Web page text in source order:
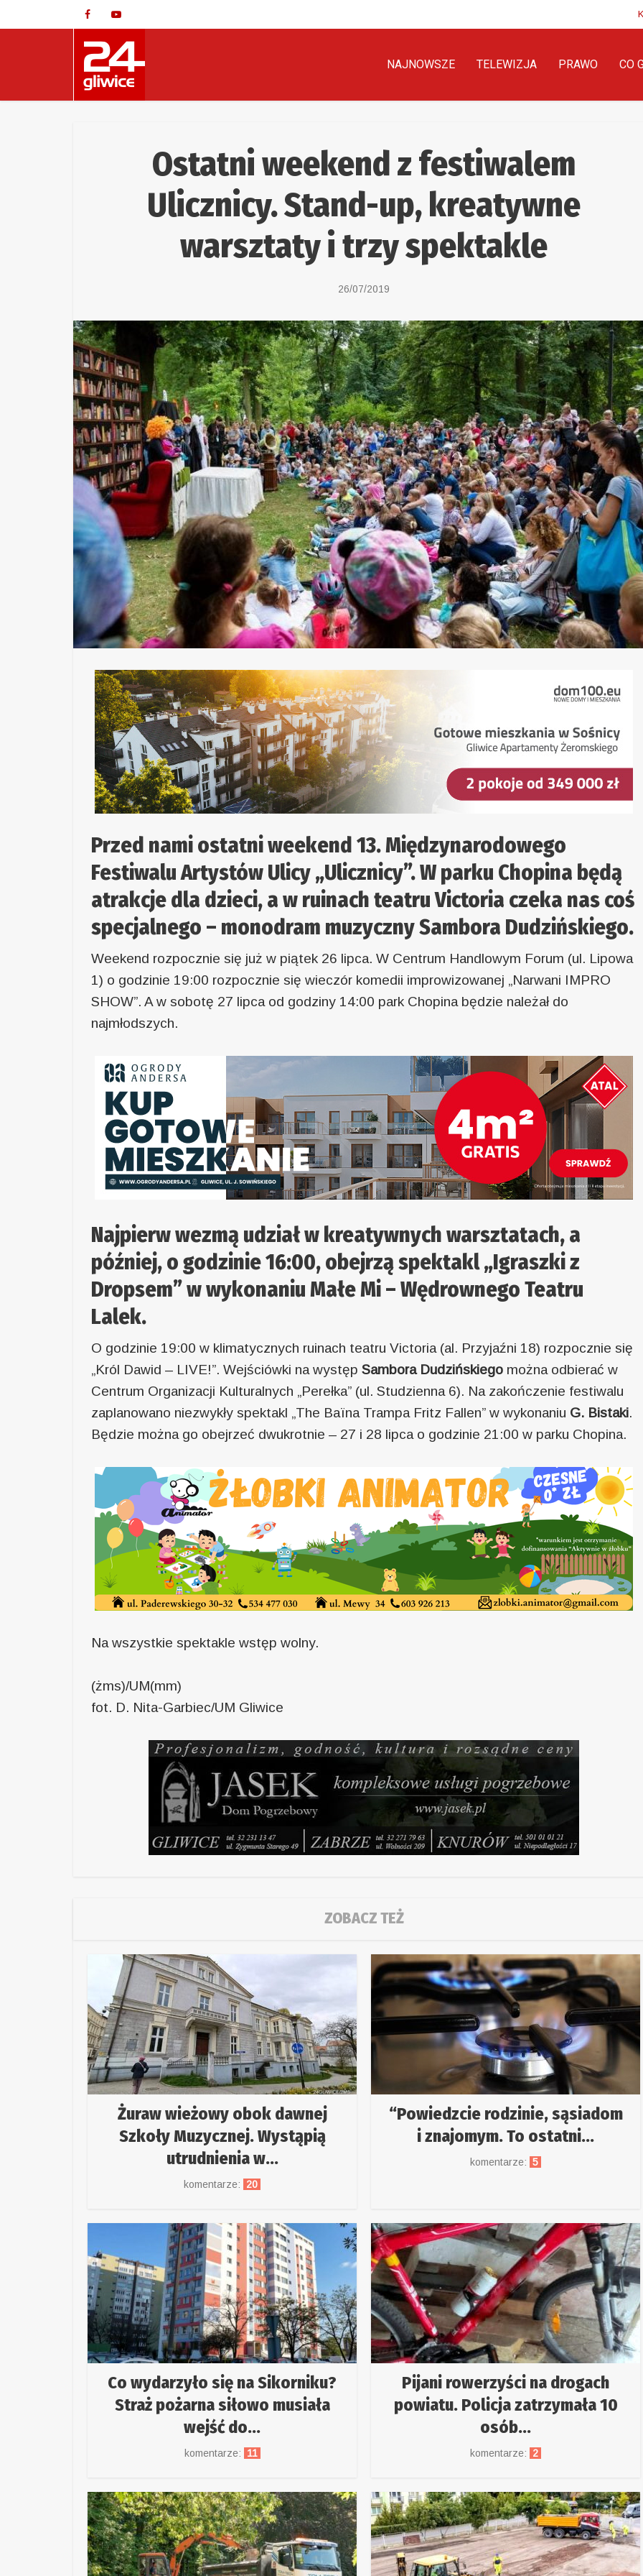
NAJNOWSZE TELEWIZJA PRAWO CO
Ostatni weekend z festiwalem
Ulicznicy. Stand-up, kreatywne
warsztaty i trzy spektakle
26/07/2019
Przed nami ostatni weekend 13. Międzynarodowego
Festiwalu Artystów Ulicy „Ulicznicy”. W parku Chopina będą
atrakcje dla dzieci, a w ruinach teatru Victoria czeka nas coś
specjalnego – monodram muzyczny Sambora Dudzińskiego.
Weekend rozpocznie się już w piątek 26 lipca. W Centrum Handlowym Forum (ul. Lipowa
1) o godzinie 19:00 rozpocznie się wieczór komedii improwizowanej „Narwani IMPRO
SHOW”. A w sobotę 27 lipca od godziny 14:00 park Chopina będzie należał do
najmłodszych.
Najpierw wezmą udział w kreatywnych warsztatach, a
później, o godzinie 16:00, obejrzą spektakl „Igraszki z
Dropsem” w wykonaniu Małe Mi – Wędrownego Teatru
Lalek.
O godzinie 19:00 w klimatycznych ruinach teatru Victoria (al. Przyjaźni 18) rozpocznie się
„Król Dawid – LIVE!”. Wejściówki na występ Sambora Dudzińskiego można odbierać w
Centrum Organizacji Kulturalnych „Perełka” (ul. Studzienna 6). Na zakończenie festiwalu
zaplanowano niezwykły spektakl „The Baïna Trampa Fritz Fallen” w wykonaniu G. Bistaki.
Będzie można go obejrzeć dwukrotnie – 27 i 28 lipca o godzinie 21:00 w parku Chopina.
Na wszystkie spektakle wstęp wolny.
(żms)/UM(mm)
fot. D. Nita-Garbiec/UM Gliwice
ZOBACZ TEŻ
Żuraw wieżowy obok dawnej
Szkoły Muzycznej. Wystąpią
utrudnienia w...
komentarze: 20
“Powiedzcie rodzinie, sąsiadom
i znajomym. To ostatni...
komentarze: 5
Co wydarzyło się na Sikorniku?
Straż pożarna siłowo musiała
wejść do...
komentarze: 11
Pijani rowerzyści na drogach
powiatu. Policja zatrzymała 10
osób...
komentarze: 2